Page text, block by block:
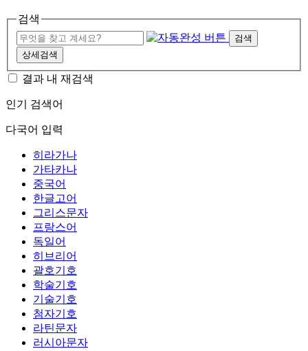
검색
검색
상세검색
결과 내 재검색
인기 검색어
다국어 입력
히라가나
가타카나
중국어
한글고어
그리스문자
프랑스어
독일어
히브리어
괄호기호
학술기호
기술기호
첨자기호
라틴문자
러시아문자